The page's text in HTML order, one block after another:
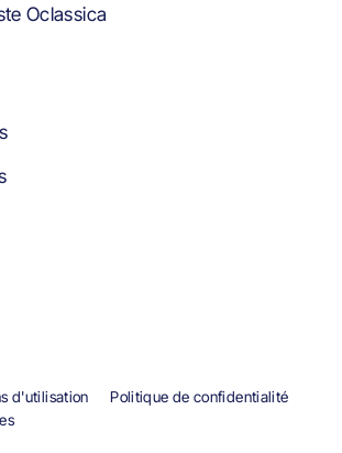
Oclassica
d'utilisation
Politique de confidentialité